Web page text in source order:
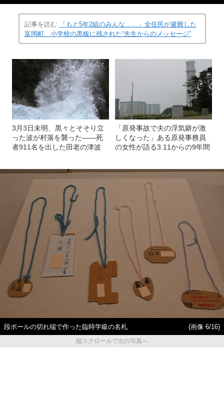
記事を読む
「もと5年2組のみんな……」全住民が避難した
富岡町、小学校の黒板に残された“先生からのメッセージ”
3月3日未明、黒々とそそり立
った波が村落を襲った――死
者911名を出した田老の津波
「原発事故で夫の浮気癖が激
しくなった」ある原発事務員
の女性が語る3.11からの9年間
段ボールの切れ端で作った臨時学級の名札
(画像 6/16)
縦スクロールで次の写真へ